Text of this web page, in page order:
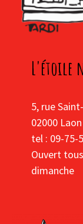
L'étoile
5, rue
02000 Laon
tel : 09-75-
Ouvert
dimanche